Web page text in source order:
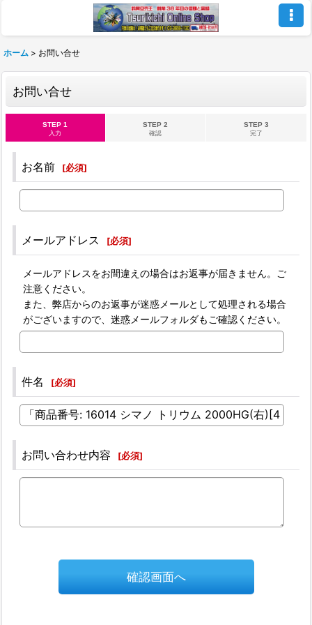
ホーム > お問い合せ
お問い合せ
STEP 1
入力
STEP 2
確認
STEP 3
完了
お名前 [必須]
メールアドレス [必須]
メールアドレスをお間違えの場合はお返事が届きません。ご
注意ください。
また、弊店からのお返事が迷惑メールとして処理される場合
がございますので、迷惑メールフォルダもご確認ください。
件名 [必須]
お問い合わせ内容 [必須]
確認画面へ